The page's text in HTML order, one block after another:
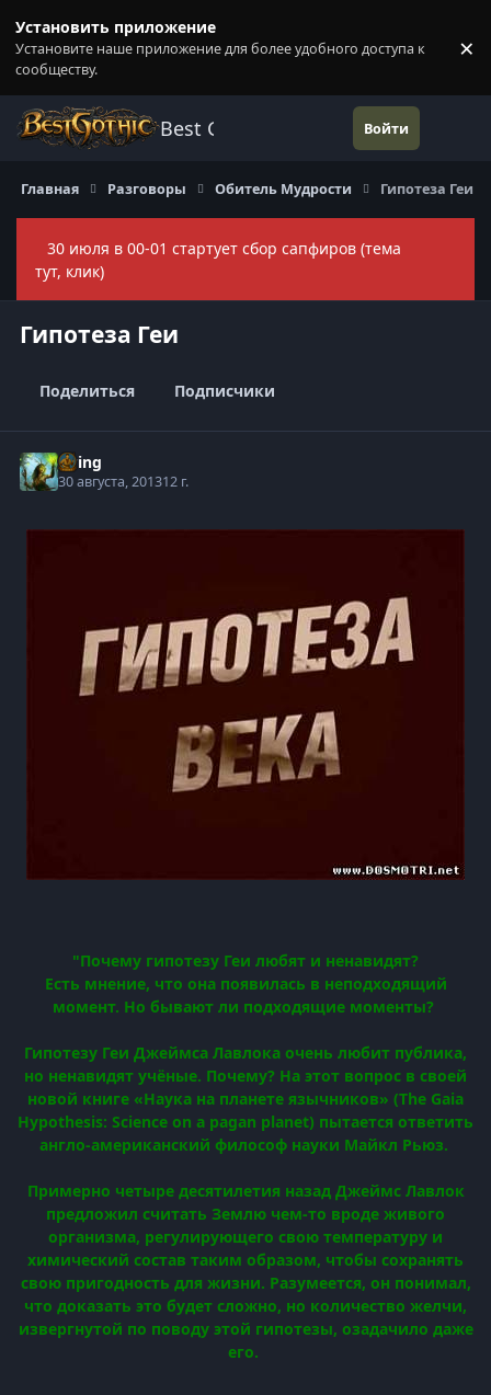
Установить приложение
Установите наше приложение для более удобного доступа к
сообществу.
×
Best Gothic Forums Войти
Главная Разговоры Обитель Мудрости Гипотеза Геи
30 июля в 00-01 стартует сбор сапфиров (тема
тут, клик)
Гипотеза Геи
Поделиться Подписчики
Elring
30 августа, 201312 г.
"Почему гипотезу Геи любят и ненавидят?
Есть мнение, что она появилась в неподходящий
момент. Но бывают ли подходящие моменты?
Гипотезу Геи Джеймса Лавлока очень любит публика,
но ненавидят учёные. Почему? На этот вопрос в своей
новой книге «Наука на планете язычников» (The Gaia
Hypothesis: Science on a pagan planet) пытается ответить
англо-американский философ науки Майкл Рьюз.
Примерно четыре десятилетия назад Джеймс Лавлок
предложил считать Землю чем-то вроде живого
организма, регулирующего свою температуру и
химический состав таким образом, чтобы сохранять
свою пригодность для жизни. Разумеется, он понимал,
что доказать это будет сложно, но количество желчи,
извергнутой по поводу этой гипотезы, озадачило даже
его.